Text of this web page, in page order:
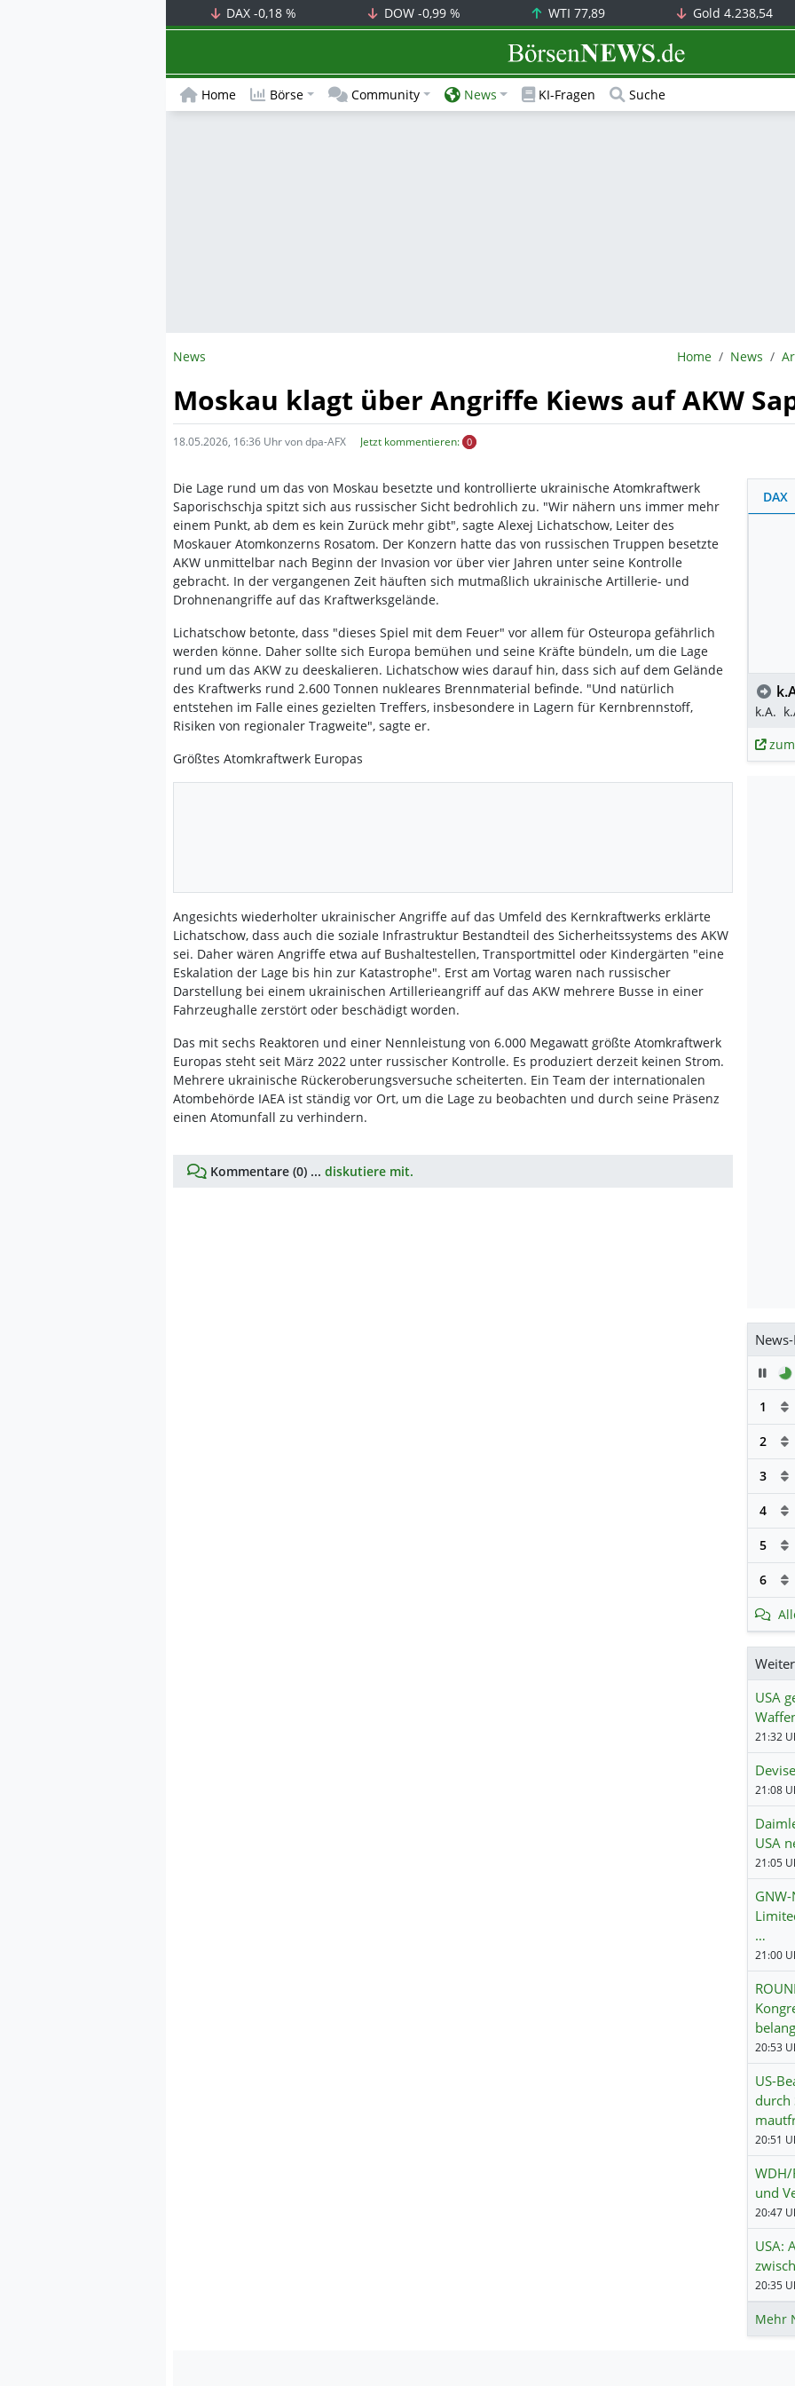
DAX-0,18 % DOW -0,99 % WTI 77,89 Gold 4.238,54
BörsenNEWS.de
Home Börse Community News KI-Fragen Suche
News BörsenNEWS.de
Home News
Moskau klagt über Angriffe Kiews auf AKW
18.05.2026, 16:36 Uhr von dpa-AFX Jetzt kommentieren: 0
Die Lage rund um das von Moskau besetzte und kontrollierte ukrainische Atomkraftwerk
Saporischschja spitzt sich aus russischer Sicht bedrohlich zu. "Wir nähern uns immer mehr
einem Punkt, ab dem es kein Zurück mehr gibt", sagte Alexej Lichatschow, Leiter des
Moskauer Atomkonzerns Rosatom. Der Konzern hatte das von russischen Truppen besetzte
AKW unmittelbar nach Beginn der Invasion vor über vier Jahren unter seine Kontrolle
gebracht. In der vergangenen Zeit häuften sich mutmaßlich ukrainische Artillerie- und
Drohnenangriffe auf das Kraftwerksgelände.
Lichatschow betonte, dass "dieses Spiel mit dem Feuer" vor allem für Osteuropa gefährlich
werden könne. Daher sollte sich Europa bemühen und seine Kräfte bündeln, um die Lage
rund um das AKW zu deeskalieren. Lichatschow wies darauf hin, dass sich auf dem Gelände
des Kraftwerks rund 2.600 Tonnen nukleares Brennmaterial befinde. "Und natürlich
entstehen im Falle eines gezielten Treffers, insbesondere in Lagern für Kernbrennstoff,
Risiken von regionaler Tragweite", sagte er.
Größtes Atomkraftwerk Europas
Angesichts wiederholter ukrainischer Angriffe auf das Umfeld des Kernkraftwerks erklärte
Lichatschow, dass auch die soziale Infrastruktur Bestandteil des Sicherheitssystems des AKW
sei. Daher wären Angriffe etwa auf Bushaltestellen, Transportmittel oder Kindergärten "eine
Eskalation der Lage bis hin zur Katastrophe". Erst am Vortag waren nach russischer
Darstellung bei einem ukrainischen Artillerieangriff auf das AKW mehrere Busse in einer
Fahrzeughalle zerstört oder beschädigt worden.
Das mit sechs Reaktoren und einer Nennleistung von 6.000 Megawatt größte Atomkraftwerk
Europas steht seit März 2022 unter russischer Kontrolle. Es produziert derzeit keinen Strom.
Mehrere ukrainische Rückeroberungsversuche scheiterten. Ein Team der internationalen
Atombehörde IAEA ist ständig vor Ort, um die Lage zu beobachten und durch seine Präsenz
einen Atomunfall zu verhindern.
Kommentare (0) ... diskutiere mit.
DAX
k.A.
1
2
3
4
5
6
USA
21:32
21:08
USA
21:05
…
21:00
20:53
US-
durch
20:51
WDH/
und
20:47
USA:
20:35
Mehr